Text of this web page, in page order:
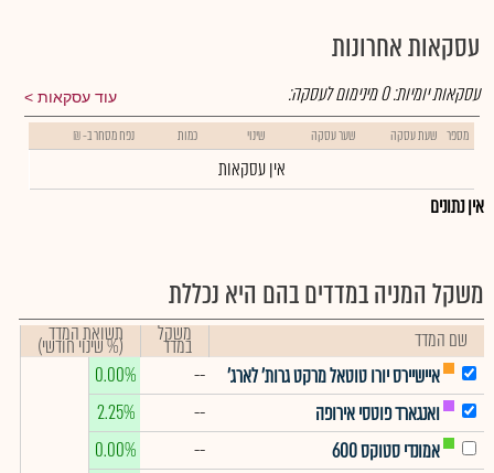
עסקאות אחרונות
עוד עסקאות עסקאות יומיות:0מינימום לעסקה:
מספר שעת עסקה שער עסקה שינוי כמות נפח מסחר ב- ₪
אין עסקאות
אין נתונים
משקל המניה במדדים בהם היא נכללת
שם המדד משקל
במדד תשואת המדד
(% שינוי חודשי)
איישיירס יורו טוטאל מרקט גרות' לארג'
--
0.00%
ואנגארד פוטסי אירופה
--
2.25%
אמונדי סטוקס 600
--
0.00%